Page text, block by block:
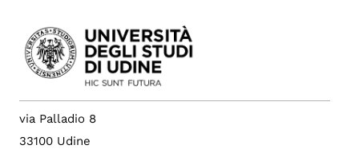
via Palladio 8
33100 Udine